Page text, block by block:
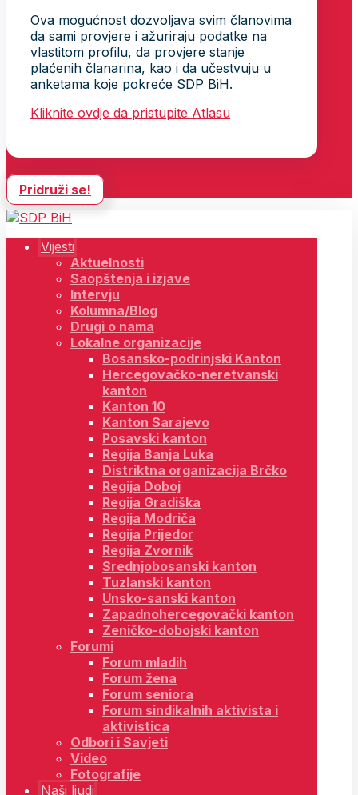
Ova mogućnost dozvoljava svim članovima
da sami provjere i ažuriraju podatke na
vlastitom profilu, da provjere stanje
plaćenih članarina, kao i da učestvuju u
anketama koje pokreće SDP BiH.
Kliknite ovdje da pristupite Atlasu
Pridruži se!
Vijesti
Aktuelnosti
Saopštenja i izjave
Intervju
Kolumna/Blog
Drugi o nama
Lokalne organizacije
Bosansko-podrinjski Kanton
Hercegovačko-neretvanski
kanton
Kanton 10
Kanton Sarajevo
Posavski kanton
Regija Banja Luka
Distriktna organizacija Brčko
Regija Doboj
Regija Gradiška
Regija Modriča
Regija Prijedor
Regija Zvornik
Srednjobosanski kanton
Tuzlanski kanton
Unsko-sanski kanton
Zapadnohercegovački kanton
Zeničko-dobojski kanton
Forumi
Forum mladih
Forum žena
Forum seniora
Forum sindikalnih aktivista i
aktivistica
Odbori i Savjeti
Video
Fotografije
Naši ljudi